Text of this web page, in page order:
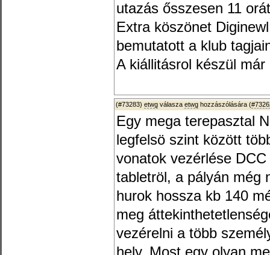
utazás ősszesen 11
Extra köszönet
bemutatott a klub
A kiállitásrol készül
(#73283) etwg válasza etwg hozzászólására (
Egy mega terepasztal
legfelsö szint között
vonatok vezérlése
tabletröl, a pályán még
hurok hossza kb 140
meg
vezérelni a több